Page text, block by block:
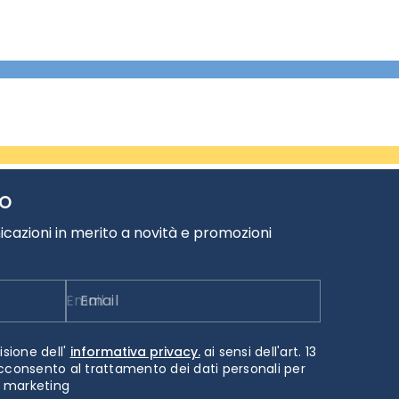
in merito a novità e promozioni
Email
dell' informativa privacy.ai sensi dell'art. 13
al trattamento dei dati personali per